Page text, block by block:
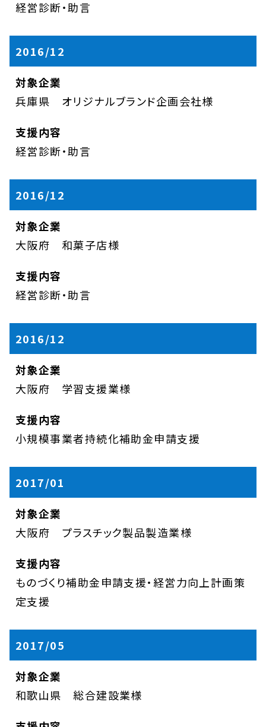
経営診断・助言
2016/12
兵庫県 オリジナルブランド企画会社様
経営診断・助言
2016/12
大阪府 和菓子店様
経営診断・助言
2016/12
大阪府 学習支援業様
小規模事業者持続化補助金申請支援
2017/01
大阪府 プラスチック製品製造業様
ものづくり補助金申請支援・経営力向上計画策
定支援
2017/05
和歌山県 総合建設業様